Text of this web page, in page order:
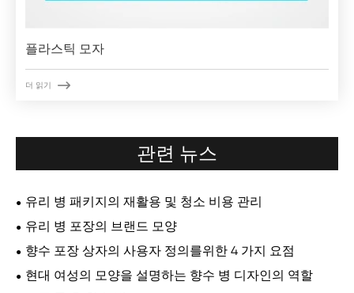
플라스틱 모자
더 읽기 
관련 뉴스
유리 병 패키지의 재활용 및 청소 비용 관리
유리 병 포장의 브랜드 모양
향수 포장 상자의 사용자 정의를위한 4 가지 요점
현대 여성의 모양을 설명하는 향수 병 디자인의 역할